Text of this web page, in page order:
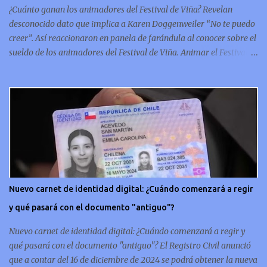
conmemorativa, sí, como lo lees, celebra un capítulo importante en
la hi...
¿Cuánto ganan los animadores del Festival de Viña? Revelan
desconocido dato que implica a Karen Doggenweiler “No te puedo
creer”. Así reaccionaron en panela de farándula al conocer sobre el
sueldo de los animadores del Festival de Viña. Animar el Festival
debería ser acorde. ¿Cuánto ganará Karen Doggenweiler y su
acompañante? Según se conoce hasta ahora, los animadores del
Festival de Viña del Mar no reciben un sueldo por su rol en el
evento. Al menos no un monto extra al que venían percibirndo por
contrato con su canal empleador. “A la Karen no le pagan, no le
pagan aparte. Hace rato que no pagan”, confirmó la periodista de
espectáculos, Cecilia Gutiérrez, en el programa Hay Que Decirlo
(Canal 13). “A mí la Tonka (Tomicic) me dijo que a ellos no le
pagaban”, complementó Willy Sabor. Nacho Gutiérrez aportó que,
Nuevo carnet de identidad digital: ¿Cuándo comenzará a regir
y qué pasará con el documento "antiguo"?
Nuevo carnet de identidad digital: ¿Cuándo comenzará a regir y
qué pasará con el documento "antiguo"? El Registro Civil anunció
que a contar del 16 de diciembre de 2024 se podrá obtener la nueva